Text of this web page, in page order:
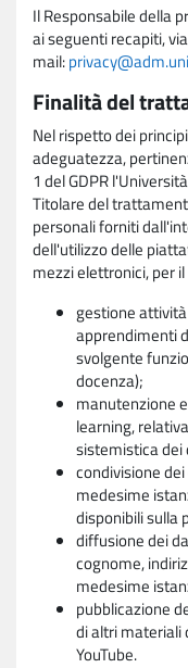
Il Responsabile della
ai seguenti recapiti,
mail:
Finalità del
Nel rispetto dei
adeguatezza,
1 del GDPR
Titolare del
personali forniti
dell'utilizzo delle
mezzi elettronici, per
gestione
apprendimenti
svolgente
docenza);
manutenzione
learning,
sistemistica
condivisione
medesime
disponibili sulla
diffusione dei
cognome,
medesime
pubblicazione
di altri materiali
YouTube.